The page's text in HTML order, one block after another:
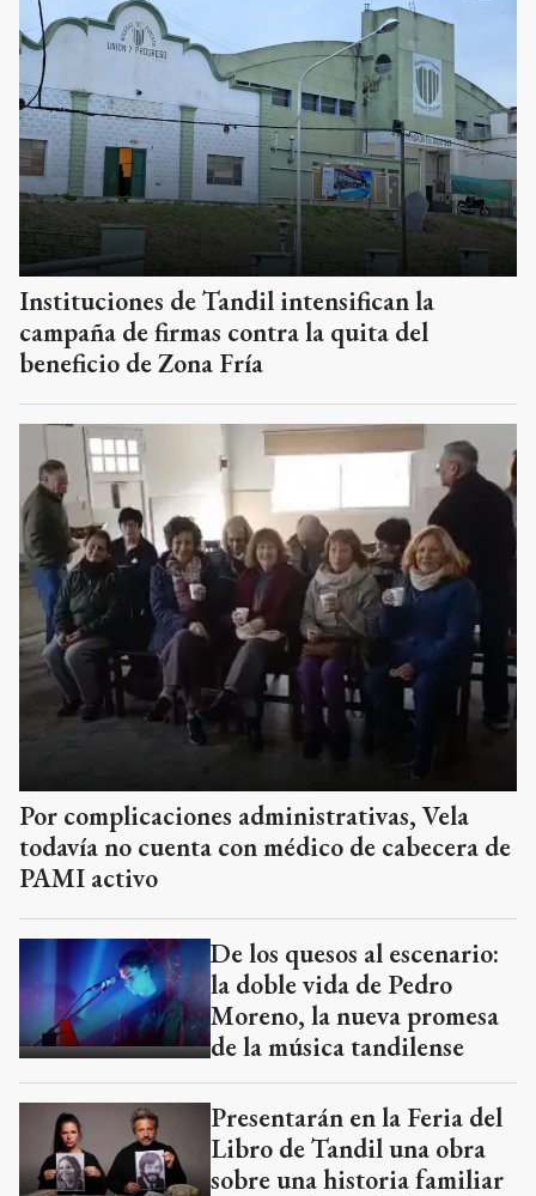
Instituciones de Tandil intensifican la
campaña de firmas contra la quita del
beneficio de Zona Fría
Por complicaciones administrativas, Vela
todavía no cuenta con médico de cabecera de
PAMI activo
la doble vida de Pedro
Moreno, la nueva promesa
de la música tandilense
Libro de Tandil una obra
sobre una historia familiar
atravesada por la dictadura